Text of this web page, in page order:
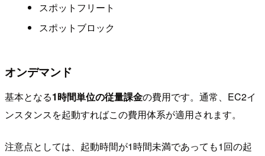
スポットフリート
スポットブロック
オンデマンド
基本となる1時間単位の従量課金の費用です。通常、EC2イ
ンスタンスを起動すればこの費用体系が適用されます。
注意点としては、起動時間が1時間未満であっても1回の起